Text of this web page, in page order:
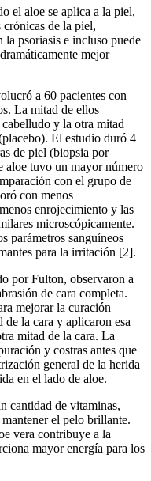
el aloe se aplica a la piel,
crónicas de la piel,
la psoriasis e incluso puede
mejor
a 60 pacientes con
La mitad de ellos
y la otra mitad
El estudio duró 4
de piel (biopsia por
aloe tuvo un mayor número
con el grupo de
con menos
enrojecimiento y las
microscópicamente.
parámetros sanguíneos
para la irritación [2].
por Fulton, observaron a
de cara completa.
mejorar la curación
de la cara y aplicaron esa
mitad de la cara. La
y costras antes que
general de la herida
en el lado de aloe.
cantidad de vitaminas,
el pelo brillante.
vera contribuye a la
mayor energía para los